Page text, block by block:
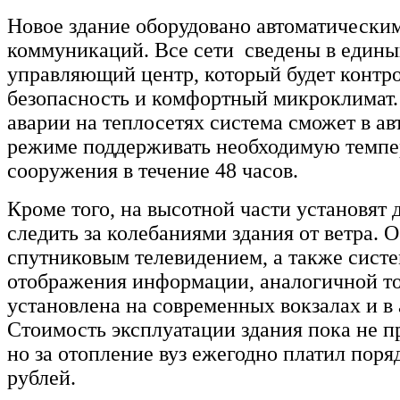
Новое здание оборудовано
коммуникаций. Все сети сведены в
управляющий центр, который будет
безопасность и комфортный
аварии на теплосетях система сможет в
режиме поддерживать необходимую
сооружения в течение 48 часов.
Кроме того, на высотной части установят
следить за колебаниями здания от ветра.
спутниковым телевидением, а также
отображения информации, аналогичной
установлена на современных вокзалах и в
Стоимость эксплуатации здания пока не
но за отопление вуз ежегодно платил
рублей.